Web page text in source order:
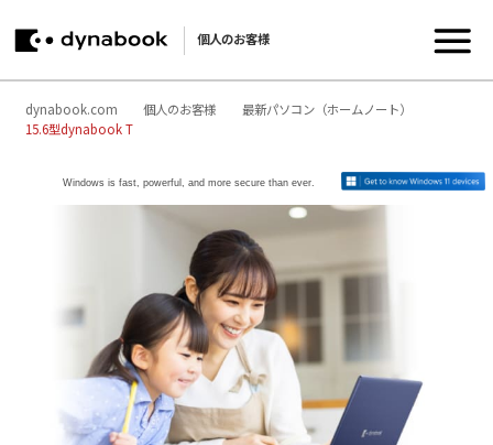
個人のお客様
dynabook.com 個人のお客様
最新パソコン（ホームノート）
15.6型dynabook T
Windows is fast, powerful, and more secure than ever.